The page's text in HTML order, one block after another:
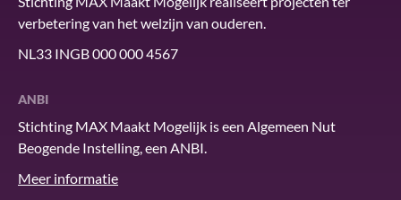
verbetering van het welzijn van ouderen.
NL33 INGB 000 000 4567
ANBI
Stichting MAX Maakt Mogelijk is een Algemeen Nut
Beogende Instelling, een ANBI.
Meer informatie